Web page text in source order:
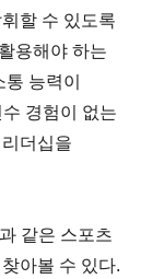
할 수 있도록
용해야 하는
능력이
경험이 없는
더십을
같은 스포츠
아볼 수 있다.